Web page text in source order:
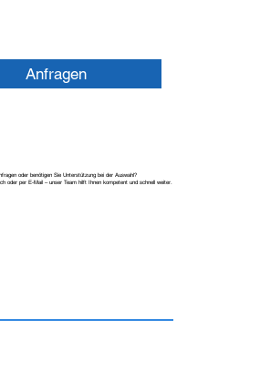
Anfragen
oder benötigen Sie Unterstützung bei der Auswahl?
oder per E-Mail – unser Team hilft Ihnen kompetent und schnell weiter.